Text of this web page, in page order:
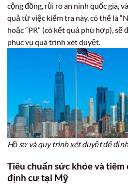
cộng đồng, rủi ro an ninh quốc gia,
quả từ việc kiểm tra này, có thể là
hoặc “PR” (có kết quả phù hợp), sẽ
phục vụ quá trình xét duyệt.
Hồ sơ và quy trình xét duyệt để
Tiêu chuẩn sức khỏe và
định cư tại Mỹ